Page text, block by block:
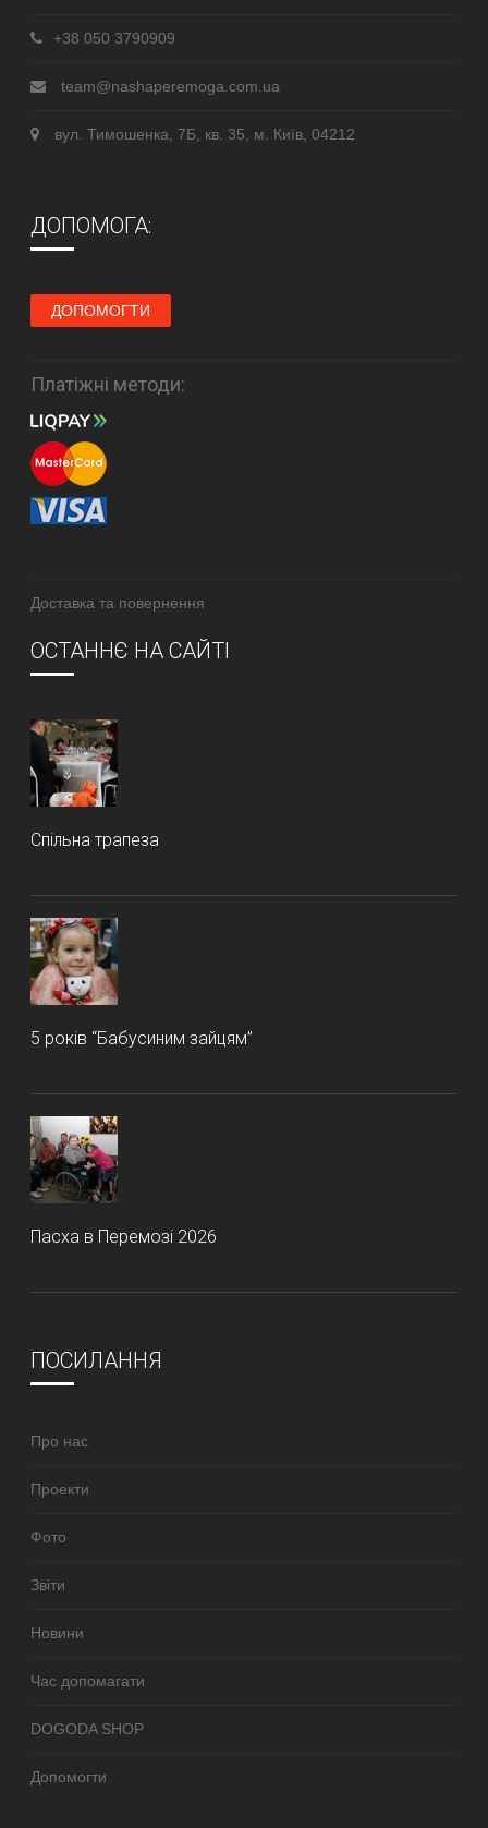
+38 050 3790909
team@nashaperemoga.com.ua
вул. Тимошенка, 7Б, кв. 35, м. Київ, 04212
ДОПОМОГА:
ДОПОМОГТИ
Платіжні методи:
Доставка та повернення
ОСТАННЄ НА САЙТІ
Спільна трапеза
5 років “Бабусиним зайцям”
Пасха в Перемозі 2026
ПОСИЛАННЯ
Про нас
Проекти
Фото
Звіти
Новини
Час допомагати
DOGODA SHOP
Допомогти